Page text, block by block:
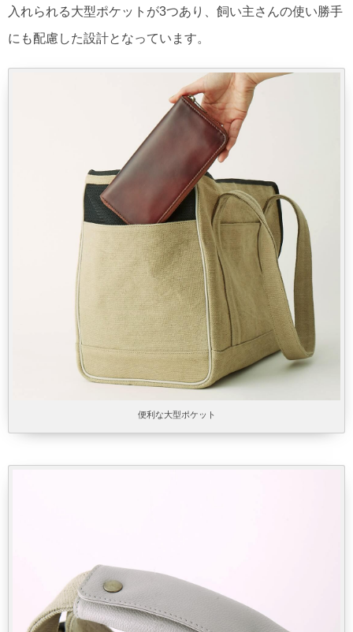
入れられる大型ポケットが3つあり、飼い主さんの使い勝手
にも配慮した設計となっています。
便利な大型ポケット